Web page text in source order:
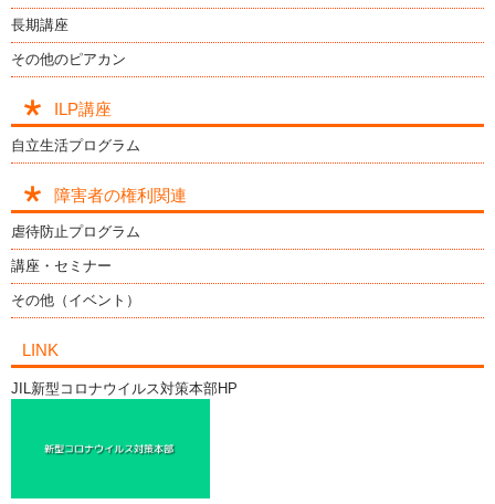
長期講座
その他のピアカン
ILP講座
自立生活プログラム
障害者の権利関連
虐待防止プログラム
講座・セミナー
その他（イベント）
LINK
JIL新型コロナウイルス対策本部HP